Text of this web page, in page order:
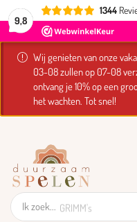
9,8
1344
Wij genieten van onze
03-08 zullen op 07-08
ontvang je 10% op een
het wachten. Tot snel!
Ik zoek... GRIMM's